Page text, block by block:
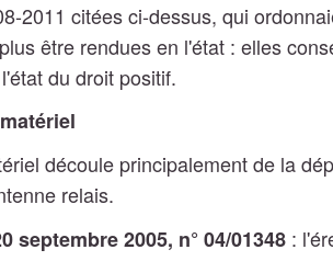
2011 citées ci-dessus, qui
être rendues en l'état : elles
du droit positif.
découle principalement de la
relais.
septembre 2005, n° 04/01348 :